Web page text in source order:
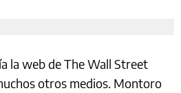
la web de The Wall Street
otros medios. Montoro